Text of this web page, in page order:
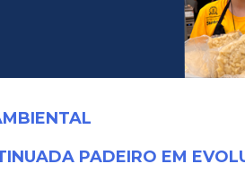
PADEIRO EM